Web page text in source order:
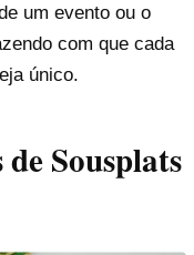
um evento ou o
com que cada
único.
Sousplats